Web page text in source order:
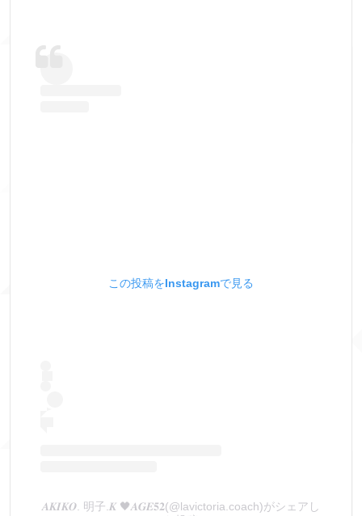
この投稿をInstagramで見る
𝑨𝑲𝑰𝑲𝑶. 明子.𝑲 🖤𝑨𝑮𝑬𝟓𝟐(@lavictoria.coach)がシェアし